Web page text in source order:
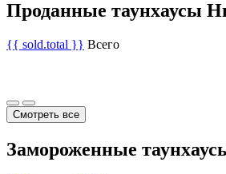
Проданные таунхаусы
{{ sold.total }} Всего
Смотреть все
Замороженные